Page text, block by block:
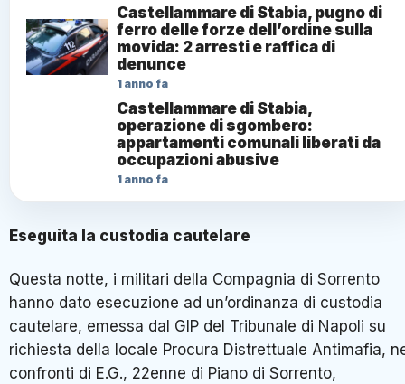
Castellammare di Stabia, pugno di
ferro delle forze dell’ordine sulla
movida: 2 arresti e raffica di
denunce
1 anno fa
Castellammare di Stabia,
operazione di sgombero:
appartamenti comunali liberati da
occupazioni abusive
1 anno fa
Eseguita la custodia cautelare
Questa notte, i militari della Compagnia di Sorrento
hanno dato esecuzione ad un’ordinanza di custodia
cautelare, emessa dal GIP del Tribunale di Napoli su
richiesta della locale Procura Distrettuale Antimafia,
confronti di E.G., 22enne di Piano di Sorrento,